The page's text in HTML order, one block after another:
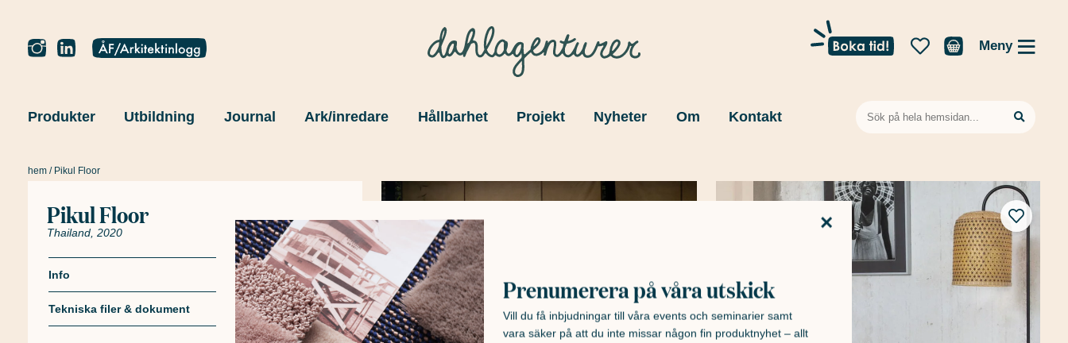
Meny
Produkter Utbildning Journal Ark/inredare Hållbarhet Projekt Nyheter Om Kontakt
efter:
hem / Pikul Floor
Pikul Floor
Thailand, 2020
Info
Tekniska filer & dokument
×
Prenumerera på våra utskick
Vill du få inbjudningar till våra events och seminarier samt
vara säker på att du inte missar någon fin produktnyhet – allt